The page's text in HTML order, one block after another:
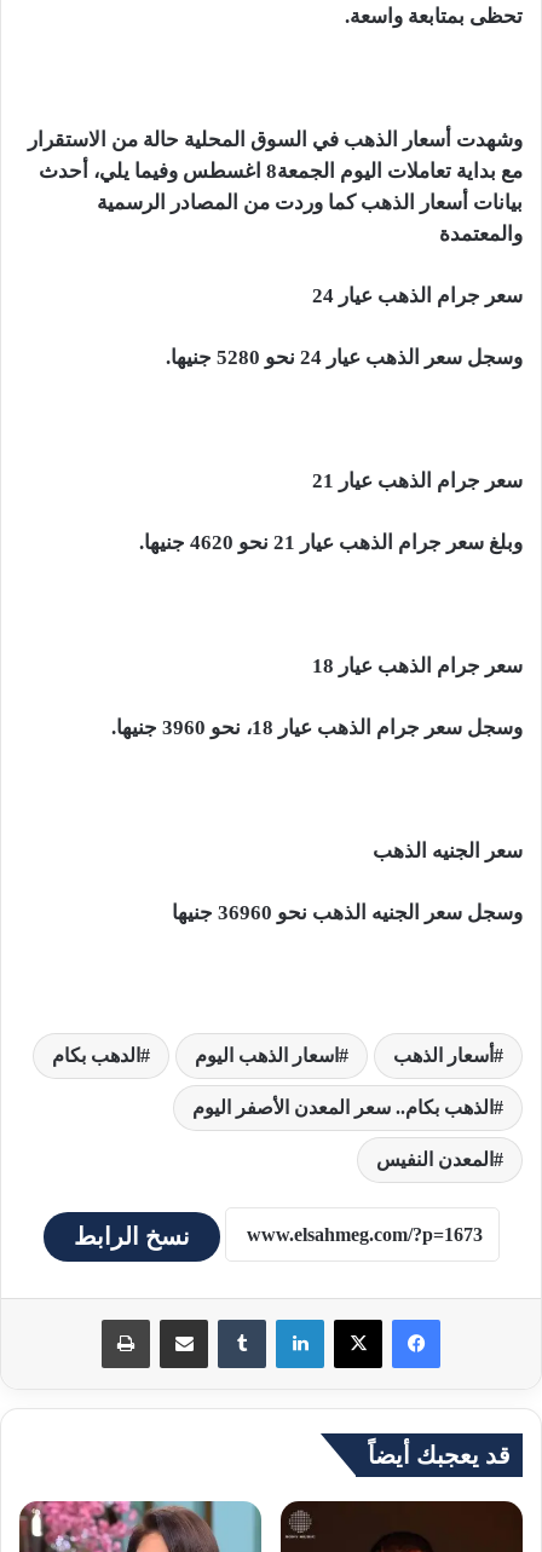
تحظى بمتابعة واسعة.
وشهدت أسعار الذهب في السوق المحلية حالة من الاستقرار
مع بداية تعاملات اليوم الجمعة8 اغسطس وفيما يلي، أحدث
بيانات أسعار الذهب كما وردت من المصادر الرسمية
والمعتمدة
سعر جرام الذهب عيار 24
وسجل سعر الذهب عيار 24 نحو 5280 جنيها.
سعر جرام الذهب عيار 21
وبلغ سعر جرام الذهب عيار 21 نحو 4620 جنيها.
سعر جرام الذهب عيار 18
وسجل سعر جرام الذهب عيار 18، نحو 3960 جنيها.
سعر الجنيه الذهب
وسجل سعر الجنيه الذهب نحو 36960 جنيها
أسعار الذهب اسعار الذهب اليوم الدهب بكام
الذهب بكام.. سعر المعدن الأصفر اليوم
المعدن النفيس
نسخ الرابط
لينكدإن مشاركة عبر البريد طباعة
قد يعجبك أيضاً